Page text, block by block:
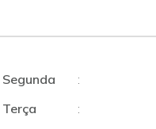
Segunda :
Terça
: